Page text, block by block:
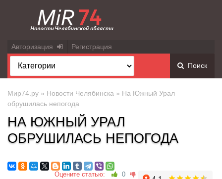
Авторизация Регистрация
Поиск
Мир74.ру » Новости Челябинска » На Южный Урал
обрушилась непогода
НА ЮЖНЫЙ УРАЛ
ОБРУШИЛАСЬ НЕПОГОДА
Оцените статью: 0